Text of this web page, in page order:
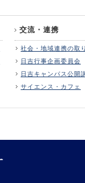
交流・連携
社会・地域連携の取
日吉行事企画委員会
日吉キャンパス公開
サイエンス・カフェ